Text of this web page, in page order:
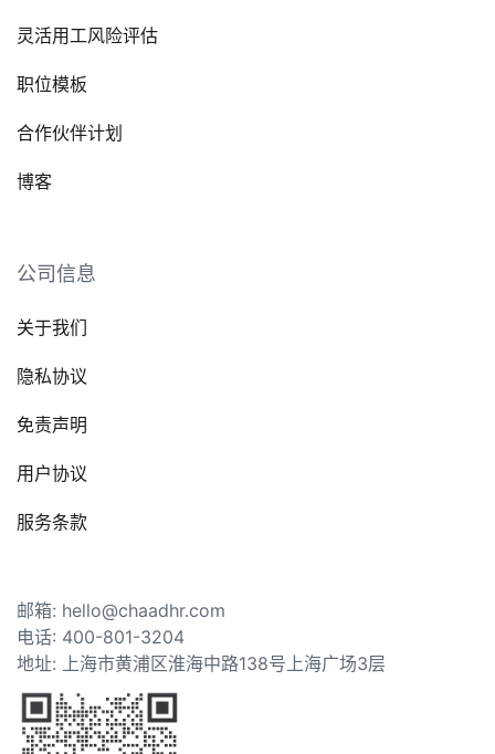
灵活用工风险评估
职位模板
合作伙伴计划
博客
公司信息
关于我们
隐私协议
免责声明
用户协议
服务条款
邮箱: hello@chaadhr.com
电话: 400-801-3204
地址: 上海市黄浦区淮海中路138号上海广场3层